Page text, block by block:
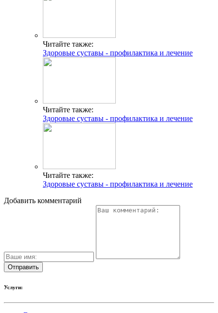
Читайте также:
Здоровые суставы - профилактика и лечение
Читайте также:
Здоровые суставы - профилактика и лечение
Читайте также:
Здоровые суставы - профилактика и лечение
Добавить комментарий
Услуги: